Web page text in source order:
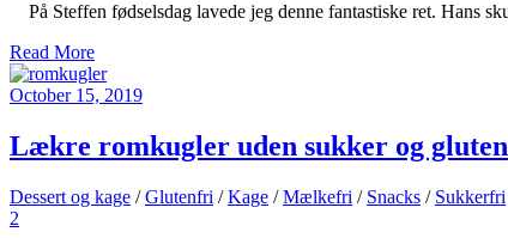
På Steffen fødselsdag lavede jeg denne fantastiske ret. Hans
Read More
October 15, 2019
Lækre romkugler uden sukker og gluten
Dessert og kage /Glutenfri /Kage /Mælkefri / Snacks / Sukkerfri
2